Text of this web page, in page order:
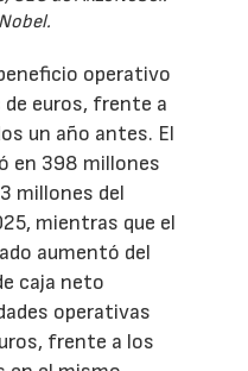
operativo
euros, frente a
un año antes. El
en 398 millones
millones del
mientras que el
aumentó del
caja neto
operativas
frente a los